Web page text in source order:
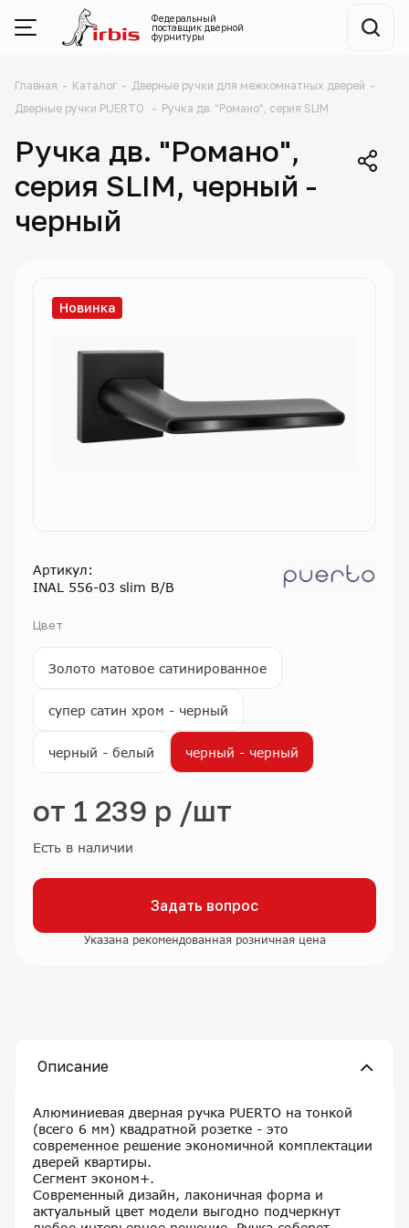
Федеральный
поставщик дверной
фурнитуры
Главная - Каталог - Дверные ручки для межкомнатных дверей -
Дверные ручки PUERTO
- Ручка дв. "Романо", серия SLIM
Ручка дв. "Романо",
серия SLIM, черный -
черный
Новинка
Артикул:
INAL 556-03 slim B/B
Цвет
Золото матовое сатинированное
супер сатин хром - черный
черный - белый черный - черный
от 1 239 р /шт
Есть в наличии
Задать вопрос
Указана рекомендованная розничная цена
Описание
Алюминиевая дверная ручка PUERTO на тонкой
(всего 6 мм) квадратной розетке - это
современное решение экономичной комплектации
дверей квартиры.
Сегмент эконом+.
Современный дизайн, лаконичная форма и
актуальный цвет модели выгодно подчеркнут